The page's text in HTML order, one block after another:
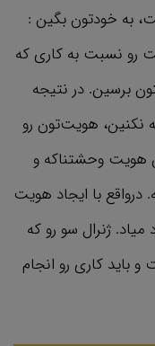
به خودتون بگین :
رو نسبت به کاری که
برسین. در نتیجه
نکنین، هویت‌تون رو
وحشتناکه و
با ایجاد هویت
ژنرال سو رو که
باید کاری رو انجام